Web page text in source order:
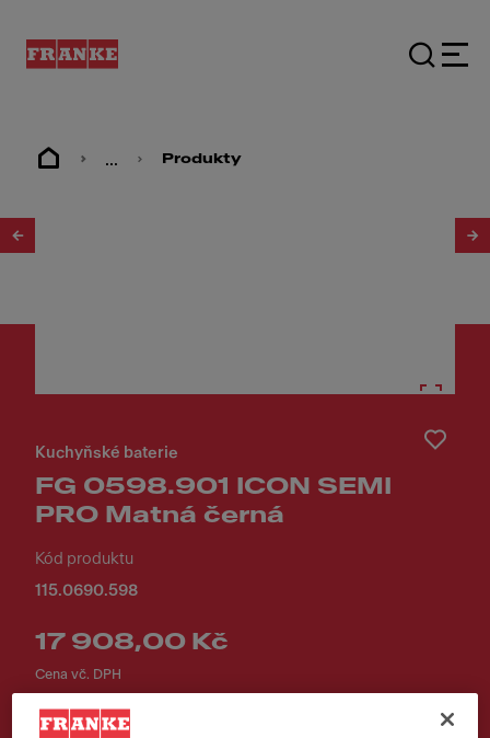
... Produkty
Kuchyňské baterie
FG 0598.901 ICON SEMI
PRO Matná černá
Kód produktu
115.0690.598
17 908,00 Kč
Cena vč. DPH